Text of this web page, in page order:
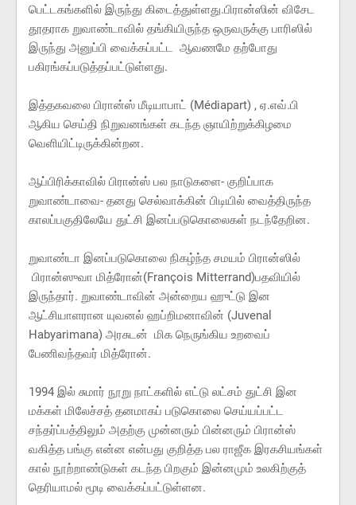
பெட்டகங்களில் இருந்து கிடைத்துள்ளது.பிரான்ஸின் விசேட
தூதராக றுவாண்டாவில் தங்கியிருந்த ஒருவருக்கு பாரிஸில்
இருந்து அனுப்பி வைக்கப்பட்ட ஆவணமே தற்போது
பகிரங்கப்படுத்தப்பட்டுள்ளது.
இத்தகவலை பிரான்ஸ் மீடியாபாட் (Médiapart) , ஏ.எவ்.பி
ஆகிய செய்தி நிறுவனங்கள் கடந்த ஞாயிற்றுக்கிழமை
வெளியிட்டிருக்கின்றன.
ஆப்பிரிக்காவில் பிரான்ஸ் பல நாடுகளை- குறிப்பாக
றுவாண்டாவை- தனது செல்வாக்கின் பிடியில் வைத்திருந்த
காலப்பகுதிலேயே துட்சி இனப்படுகொலைகள் நடந்தேறின.
றுவாண்டா இனப்படுகொலை நிகழ்ந்த சமயம் பிரான்ஸில்
பிரான்ஸுவா மித்ரோன்(François Mitterrand)பதவியில்
இருந்தார். றுவாண்டாவின் அன்றைய ஹுட்டு இன
ஆட்சியாளரான யுவனல் ஹப்றிமனாவின் (Juvenal
Habyarimana) அரசுடன் மிக நெருங்கிய உறவைப்
பேணிவந்தவர் மித்ரோன்.
1994 இல் சுமார் நூறு நாட்களில் எட்டு லட்சம் துட்சி இன
மக்கள் மிலேச்சத் தனமாகப் படுகொலை செய்யப்பட்ட
சந்தர்ப்பத்திலும் அதற்கு முன்னரும் பின்னரும் பிரான்ஸ்
வகித்த பங்கு என்ன என்பது குறித்த பல ராஜீக இரகசியங்கள்
கால் நூற்றாண்டுகள் கடந்த பிறகும் இன்னமும் உலகிற்குத்
தெரியாமல் மூடி வைக்கப்பட்டுள்ளன.